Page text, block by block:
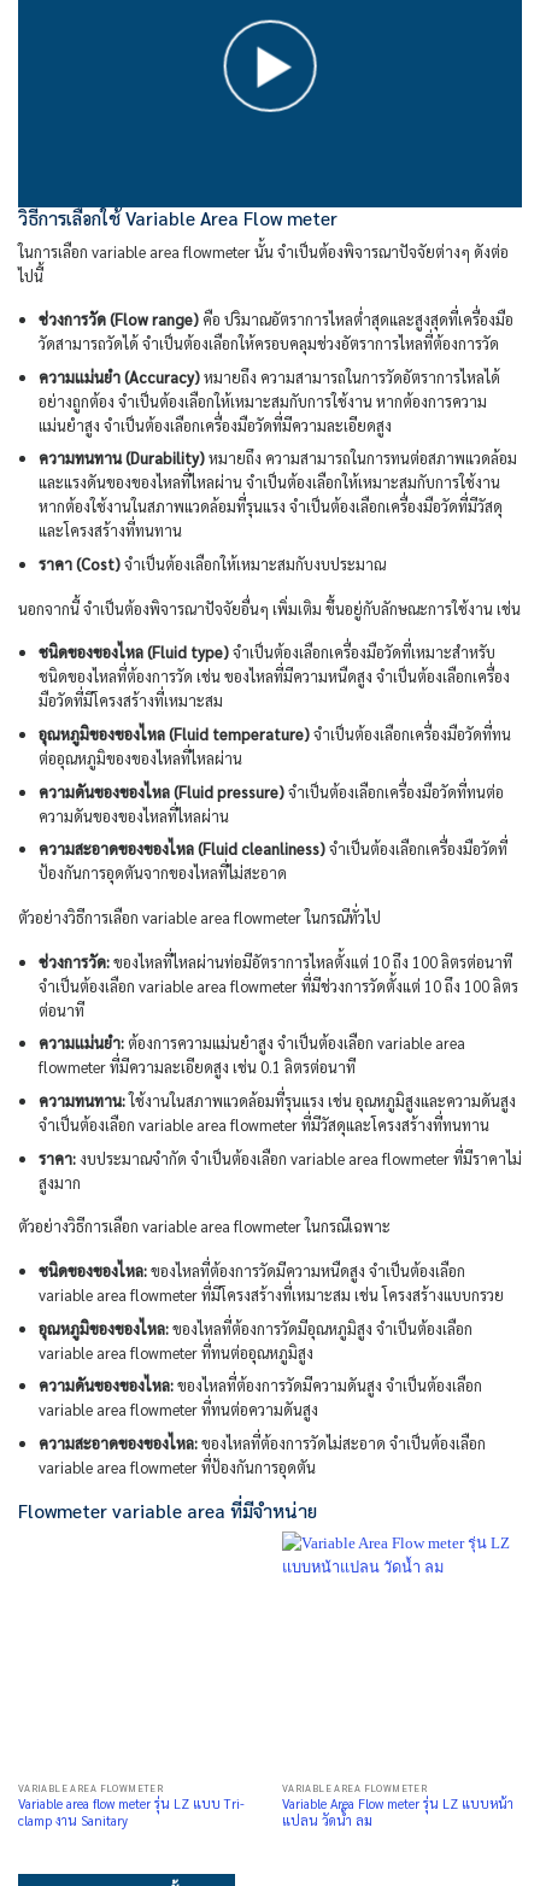
วิธีการเลือกใช้ Variable Area Flow meter
ในการเลือก variable area flowmeter นั้น จำเป็นต้องพิจารณาปัจจัยต่างๆ ดังต่อ
ไปนี้
ช่วงการวัด (Flow range)คือ ปริมาณอัตราการไหลต่ำสุดและสูงสุดที่เครื่องมือ
วัดสามารถวัดได้ จำเป็นต้องเลือกให้ครอบคลุมช่วงอัตราการไหลที่ต้องการวัด
ความแม่นยำ (Accuracy)หมายถึง ความสามารถในการวัดอัตราการไหลได้
อย่างถูกต้อง จำเป็นต้องเลือกให้เหมาะสมกับการใช้งาน หากต้องการความ
แม่นยำสูง จำเป็นต้องเลือกเครื่องมือวัดที่มีความละเอียดสูง
ความทนทาน (Durability)หมายถึง ความสามารถในการทนต่อสภาพแวดล้อม
และแรงดันของของไหลที่ไหลผ่าน จำเป็นต้องเลือกให้เหมาะสมกับการใช้งาน
หากต้องใช้งานในสภาพแวดล้อมที่รุนแรง จำเป็นต้องเลือกเครื่องมือวัดที่มีวัสดุ
และโครงสร้างที่ทนทาน
ราคา (Cost)จำเป็นต้องเลือกให้เหมาะสมกับงบประมาณ
นอกจากนี้ จำเป็นต้องพิจารณาปัจจัยอื่นๆ เพิ่มเติม ขึ้นอยู่กับลักษณะการใช้งาน เช่น
ชนิดของของไหล (Fluid type)จำเป็นต้องเลือกเครื่องมือวัดที่เหมาะสำหรับ
ชนิดของไหลที่ต้องการวัด เช่น ของไหลที่มีความหนืดสูง จำเป็นต้องเลือกเครื่อง
มือวัดที่มีโครงสร้างที่เหมาะสม
อุณหภูมิของของไหล (Fluid temperature)จำเป็นต้องเลือกเครื่องมือวัดที่ทน
ต่ออุณหภูมิของของไหลที่ไหลผ่าน
ความดันของของไหล (Fluid pressure)จำเป็นต้องเลือกเครื่องมือวัดที่ทนต่อ
ความดันของของไหลที่ไหลผ่าน
ความสะอาดของของไหล (Fluid cleanliness)จำเป็นต้องเลือกเครื่องมือวัดที่
ป้องกันการอุดตันจากของไหลที่ไม่สะอาด
ตัวอย่างวิธีการเลือก variable area flowmeter ในกรณีทั่วไป
ช่วงการวัด:ของไหลที่ไหลผ่านท่อมีอัตราการไหลตั้งแต่ 10 ถึง 100 ลิตรต่อนาที
จำเป็นต้องเลือก variable area flowmeter ที่มีช่วงการวัดตั้งแต่ 10 ถึง 100 ลิตร
ต่อนาที
ความแม่นยำ:ต้องการความแม่นยำสูง จำเป็นต้องเลือก variable area
flowmeter ที่มีความละเอียดสูง เช่น 0.1 ลิตรต่อนาที
ความทนทาน:ใช้งานในสภาพแวดล้อมที่รุนแรง เช่น อุณหภูมิสูงและความดันสูง
จำเป็นต้องเลือก variable area flowmeter ที่มีวัสดุและโครงสร้างที่ทนทาน
ราคา:งบประมาณจำกัด จำเป็นต้องเลือก variable area flowmeter ที่มีราคาไม่
สูงมาก
ตัวอย่างวิธีการเลือก variable area flowmeter ในกรณีเฉพาะ
ชนิดของของไหล:ของไหลที่ต้องการวัดมีความหนืดสูง จำเป็นต้องเลือก
variable area flowmeter ที่มีโครงสร้างที่เหมาะสม เช่น โครงสร้างแบบกรวย
อุณหภูมิของของไหล:ของไหลที่ต้องการวัดมีอุณหภูมิสูง จำเป็นต้องเลือก
variable area flowmeter ที่ทนต่ออุณหภูมิสูง
ความดันของของไหล:ของไหลที่ต้องการวัดมีความดันสูง จำเป็นต้องเลือก
variable area flowmeter ที่ทนต่อความดันสูง
ความสะอาดของของไหล:ของไหลที่ต้องการวัดไม่สะอาด จำเป็นต้องเลือก
variable area flowmeter ที่ป้องกันการอุดตัน
Flowmeter variable area ที่มีจำหน่าย
VARIABLE AREA FLOWMETER
Variable area flow meter รุ่น LZ แบบ Tri-
clamp งาน Sanitary
VARIABLE AREA FLOWMETER
Variable Area Flow meter รุ่น LZ แบบหน้า
แปลน วัดน้ำ ลม